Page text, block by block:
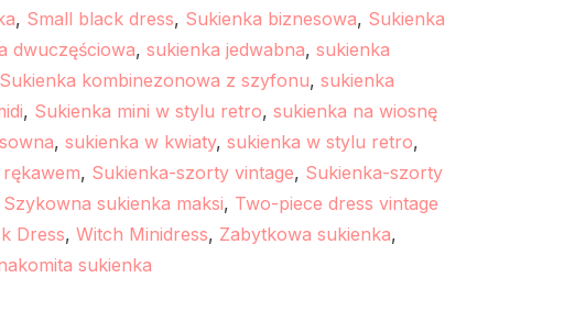
, Small black dress, Sukienka biznesowa, Sukienka
dwuczęściowa, sukienka jedwabna, sukienka
Sukienka kombinezonowa z szyfonu, sukienka
, Sukienka mini w stylu retro, sukienka na wiosnę
, sukienka w kwiaty, sukienka w stylu retro,
rękawem, Sukienka-szorty vintage, Sukienka-szorty
Szykowna sukienka maksi, Two-piece dress vintage
Dress, Witch Minidress, Zabytkowa sukienka,
sukienka